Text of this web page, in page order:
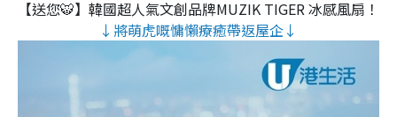
【送您🐯】韓國超人氣文創品牌MUZIK TIGER 冰感風扇！
↓將萌虎嘅慵懶療癒帶返屋企↓